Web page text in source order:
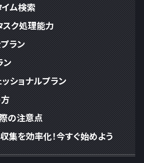
ム検索
スク処理能力
ラン
ン
ショナルプラン
の注意点
集を効率化！今すぐ始めよう